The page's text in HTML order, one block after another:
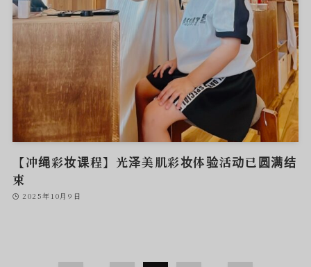
【冲绳彩妆课程】光泽美肌彩妆体验活动已圆满结
束
2025年10月9日